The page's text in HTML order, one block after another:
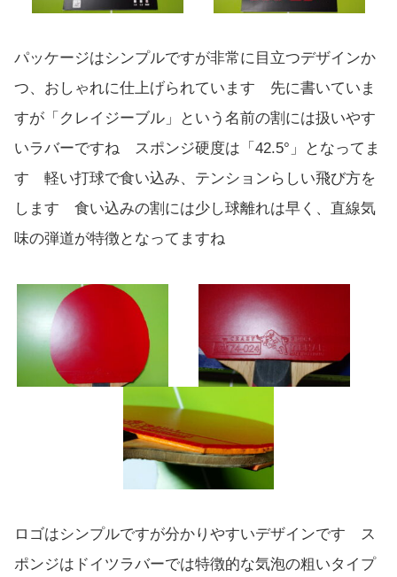
パッケージはシンプルですが非常に目立つデザインか
つ、おしゃれに仕上げられています 先に書いていま
すが「クレイジーブル」という名前の割には扱いやす
いラバーですね スポンジ硬度は「42.5°」となってま
す 軽い打球で食い込み、テンションらしい飛び方を
します 食い込みの割には少し球離れは早く、直線気
味の弾道が特徴となってますね
ロゴはシンプルですが分かりやすいデザインです ス
ポンジはドイツラバーでは特徴的な気泡の粗いタイプ